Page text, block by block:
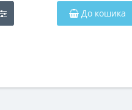
До кошика